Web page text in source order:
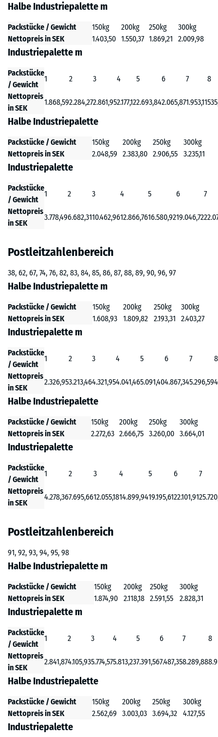
Halbe Industriepalette m
Packstücke / Gewicht 150kg 200kg 250kg
300kg
Nettopreis in SEK
1.403,50 1.550,37 1.869,21 2.009,98
Industriepalette m
Packstücke
/ Gewicht
1 2 3 4 5 6 7
8
Nettopreis
in SEK
1.868,592.284,272.861,952.177,122.693,842.065,871.953,11
Halbe Industriepalette
Packstücke / Gewicht 150kg 200kg 250kg
300kg
Nettopreis in SEK
2.048,59 2.383,80 2.906,55 3.235,11
Industriepalette
Packstücke
/ Gewicht
1 2 3 4 5 6
7
Nettopreis
in SEK
3.778,496.682,3110.462,9612.866,7616.580,9219.046,72
Postleitzahlenbereich
38, 62, 67, 74, 76, 82, 83, 84, 85, 86, 87, 88, 89, 90, 96, 97
Halbe Industriepalette m
Packstücke / Gewicht 150kg 200kg 250kg
300kg
Nettopreis in SEK
1.608,93 1.809,82 2.193,31 2.403,27
Industriepalette m
Packstücke
/ Gewicht
1 2 3 4 5 6 7
8
Nettopreis
in SEK
2.326,953.213,464.321,954.041,465.091,404.867,345.296,59
Halbe Industriepalette
Packstücke / Gewicht 150kg 200kg 250kg
300kg
Nettopreis in SEK
2.272,63 2.666,75 3.260,00 3.664,01
Industriepalette
Packstücke
/ Gewicht
1 2 3 4 5 6
7
Nettopreis
in SEK
4.278,367.695,6612.055,1814.899,9419.195,6122.101,91
Postleitzahlenbereich
91, 92, 93, 94, 95, 98
Halbe Industriepalette m
Packstücke / Gewicht 150kg 200kg 250kg
300kg
Nettopreis in SEK
1.874,90 2.118,18 2.591,55 2.828,31
Industriepalette m
Packstücke
/ Gewicht
1 2 3 4 5 6 7
8
Nettopreis
in SEK
2.841,874.105,935.774,575.813,237.391,567.487,358.289,88
Halbe Industriepalette
Packstücke / Gewicht 150kg 200kg 250kg
300kg
Nettopreis in SEK
2.562,69 3.003,03 3.694,32 4.127,55
Industriepalette